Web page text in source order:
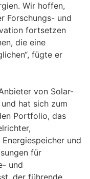
Wir hoffen,
Forschungs- und
fortsetzen
die eine
fügte er
von Solar-
hat sich zum
Portfolio, das
und
für
und